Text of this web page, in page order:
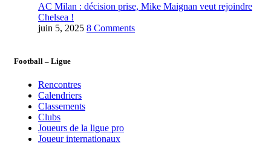
AC Milan : décision prise, Mike Maignan veut rejoindre
Chelsea !
juin 5, 2025 8 Comments
Football – Ligue
Rencontres
Calendriers
Classements
Clubs
Joueurs de la ligue pro
Joueur internationaux